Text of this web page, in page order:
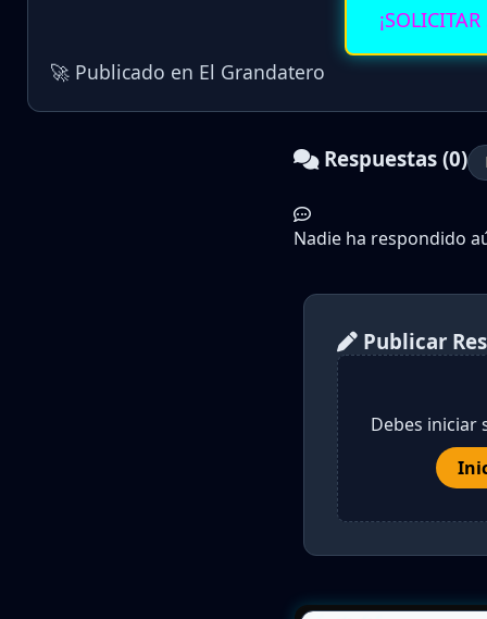
🚀 Publicado en El Grandatero
Respuestas (0)
Nadie ha respondido
Publicar
Debes iniciar